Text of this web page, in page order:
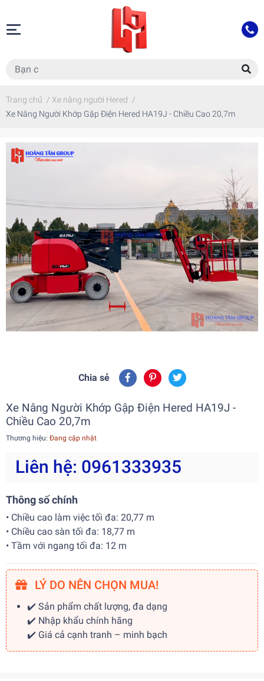
Trang chủ / Xe nâng người Hered /
Xe Nâng Người Khớp Gập Điện Hered HA19J - Chiều Cao 20,7m
Chia sẻ
Xe Nâng Người Khớp Gập Điện Hered HA19J -
Chiều Cao 20,7m
Thương hiệu: Đang cập nhật
Liên hệ: 0961333935
Thông số chính
• Chiều cao làm việc tối đa: 20,77 m
• Chiều cao sàn tối đa: 18,77 m
• Tầm với ngang tối đa: 12 m
LÝ DO NÊN CHỌN MUA!
✔️ Sản phẩm chất lượng, đa dạng
✔️ Nhập khẩu chính hãng
✔️ Giá cả cạnh tranh – minh bạch